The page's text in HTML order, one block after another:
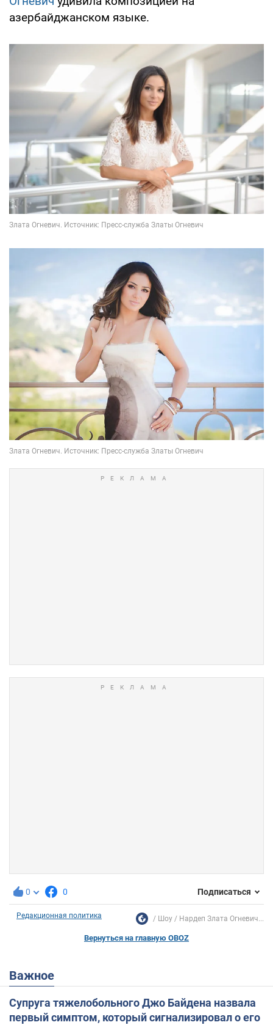
азербайджанском языке.
0 0 Подписаться
Редакционная политика Шоу Нардеп Злата Огневич...
Вернуться на главную OBOZ
Важное
Супруга тяжелобольного Джо Байдена назвала
первый симптом, который сигнализировал о его